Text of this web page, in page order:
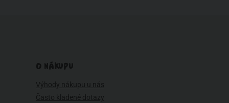
O NÁKUPU
Výhody nákupu u nás
Často kladené dotazy